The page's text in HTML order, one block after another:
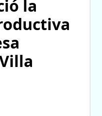
la